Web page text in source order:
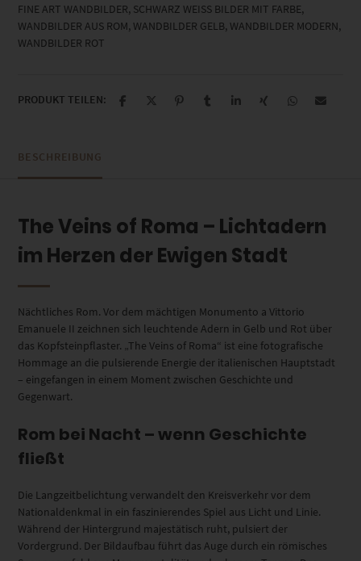
FINE ART WANDBILDER, SCHWARZ WEISS BILDER MIT FARBE ,
WANDBILDER AUS ROM, WANDBILDER GELB, WANDBILDER MODERN,
WANDBILDER ROT
PRODUKT TEILEN:
BESCHREIBUNG
The Veins of Roma – Lichtadern
im Herzen der Ewigen Stadt
Nächtliches Rom. Vor dem mächtigen Monumento a Vittorio
Emanuele II zeichnen sich leuchtende Adern in Gelb und Rot über
das Kopfsteinpflaster. „The Veins of Roma“ ist eine fotografische
Hommage an die pulsierende Energie der italienischen Hauptstadt
– eingefangen in einem Moment zwischen Geschichte und
Gegenwart.
Rom bei Nacht – wenn Geschichte
fließt
Die Langzeitbelichtung verwandelt den Kreisverkehr vor dem
Nationaldenkmal in ein faszinierendes Spiel aus Licht und Linie.
Während der Hintergrund majestätisch ruht, pulsiert der
Vordergrund. Der Bildaufbau führt das Auge durch ein römisches